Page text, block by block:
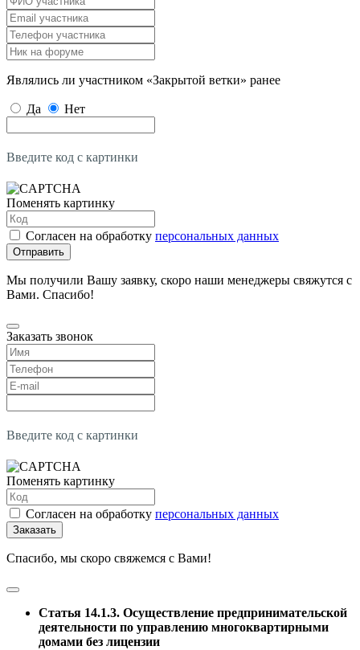
Являлись ли участником «Закрытой ветки» ранее
Да Нет
Введите код с картинки
Поменять картинку
Согласен на обработку персональных данных
Отправить
Мы получили Вашу заявку, скоро наши менеджеры свяжутся с
Вами. Спасибо!
Заказать звонок
Введите код с картинки
Поменять картинку
Согласен на обработку персональных данных
Заказать
Спасибо, мы скоро свяжемся с Вами!
Статья 14.1.3. Осуществление предпринимательской
деятельности по управлению многоквартирными
домами без лицензии